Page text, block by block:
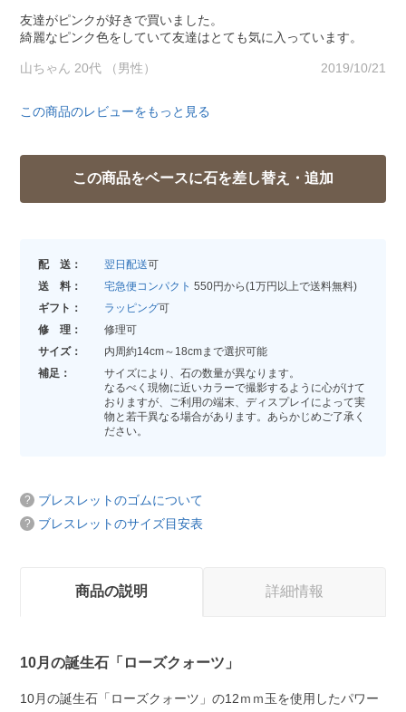
友達がピンクが好きで買いました。
綺麗なピンク色をしていて友達はとても気に入っています。
山ちゃん 20代 （男性） 2019/10/21
この商品のレビューをもっと見る
配 送： 翌日配送可
送 料：
宅急便コンパクト 550円から(1万円以上で送料無料)
ギフト：
ラッピング可
修 理：
修理可
サイズ：
内周約14cm～18cmまで選択可能
補足：
サイズにより、石の数量が異なります。
なるべく現物に近いカラーで撮影するように心がけて
おりますが、ご利用の端末、ディスプレイによって実
物と若干異なる場合があります。あらかじめご了承く
ださい。
ブレスレットのゴムについて
ブレスレットのサイズ目安表
商品の説明 詳細情報
10月の誕生石「ローズクォーツ」
10月の誕生石「ローズクォーツ」の12ｍｍ玉を使用したパワー